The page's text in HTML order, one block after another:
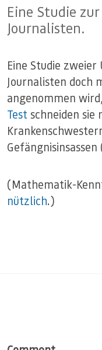
Eine Studie
Journalisten.
Eine Studie
Journalisten doch
angenommen wird,
Test schneiden
(Mathematik-
nützlich.)